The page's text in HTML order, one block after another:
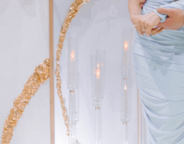
дней минут